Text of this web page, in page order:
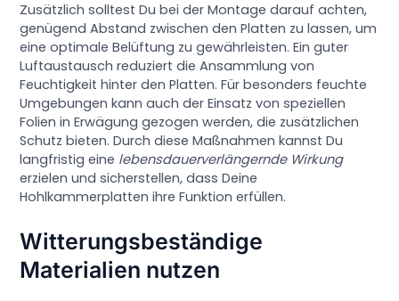
Zusätzlich solltest Du bei der Montage darauf achten,
genügend Abstand zwischen den Platten zu lassen, um
eine optimale Belüftung zu gewährleisten. Ein guter
Luftaustausch reduziert die Ansammlung von
Feuchtigkeit hinter den Platten. Für besonders feuchte
Umgebungen kann auch der Einsatz von speziellen
Folien in Erwägung gezogen werden, die zusätzlichen
Schutz bieten. Durch diese Maßnahmen kannst Du
langfristig eine lebensdauerverlängernde Wirkung
erzielen und sicherstellen, dass Deine
Hohlkammerplatten ihre Funktion erfüllen.
Witterungsbeständige
Materialien nutzen